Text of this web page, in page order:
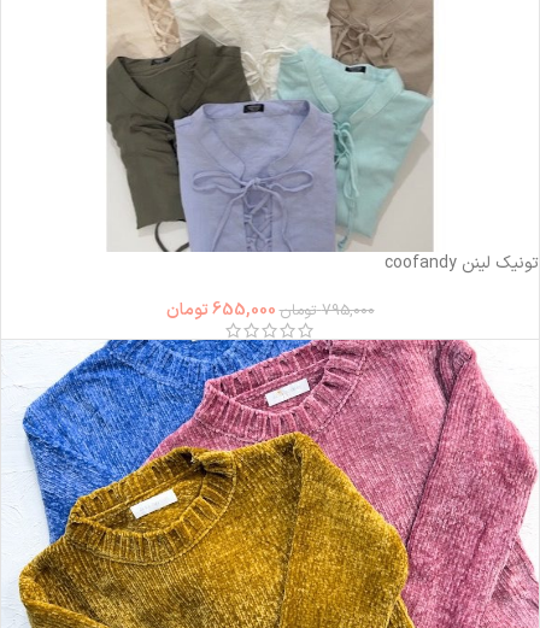
تونیک لینن coofandy
795,000 تومان655,000تومان